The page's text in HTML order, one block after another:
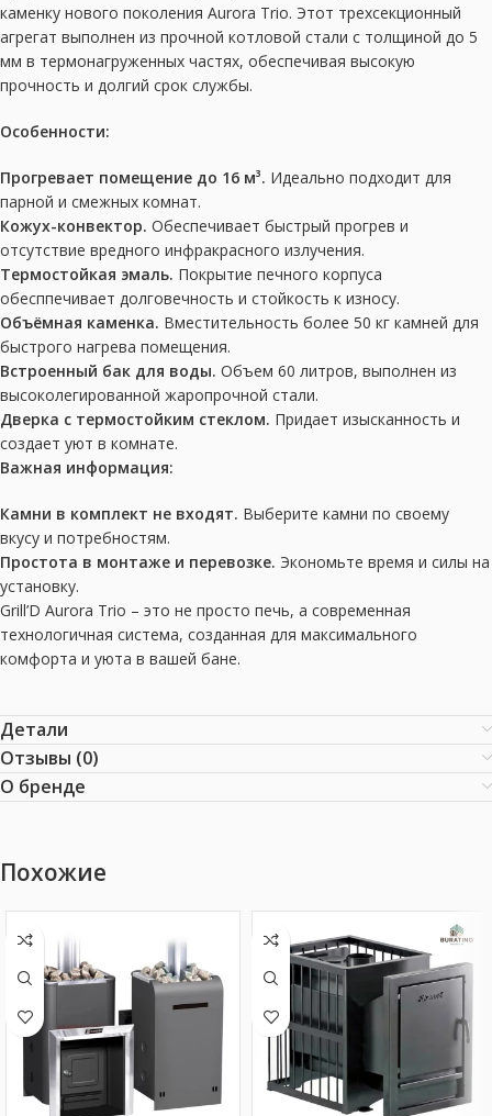
каменку нового поколения Aurora Trio. Этот трехсекционный
агрегат выполнен из прочной котловой стали с толщиной до 5
мм в термонагруженных частях, обеспечивая высокую
прочность и долгий срок службы.
Особенности:
Прогревает помещение до 16 м³. Идеально подходит для
парной и смежных комнат.
Кожух-конвектор. Обеспечивает быстрый прогрев и
отсутствие вредного инфракрасного излучения.
Термостойкая эмаль. Покрытие печного корпуса
обесппечивает долговечность и стойкость к износу.
Объёмная каменка. Вместительность более 50 кг камней для
быстрого нагрева помещения.
Встроенный бак для воды. Объем 60 литров, выполнен из
высоколегированной жаропрочной стали.
Дверка с термостойким стеклом. Придает изысканность и
создает уют в комнате.
Важная информация:
Камни в комплект не входят. Выберите камни по своему
вкусу и потребностям.
Простота в монтаже и перевозке. Экономьте время и силы на
установку.
Grill’D Aurora Trio – это не просто печь, а современная
технологичная система, созданная для максимального
комфорта и уюта в вашей бане.
Детали
Отзывы (0)
О бренде
Похожие